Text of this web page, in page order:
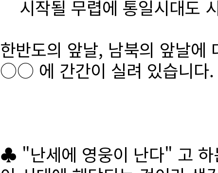
시작될 무렵에 통일시대도
한반도의 앞날, 남북의 앞날에
○○ 에 간간이 실려 있습니다.
♣ "난세에 영웅이 난다" 고 하